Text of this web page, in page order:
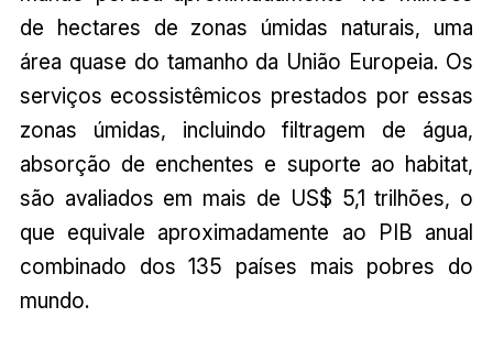
de hectares de zonas úmidas naturais, uma
área quase do tamanho da União Europeia. Os
serviços ecossistêmicos prestados por essas
zonas úmidas, incluindo filtragem de água,
absorção de enchentes e suporte ao habitat,
são avaliados em mais de US$ 5,1 trilhões, o
que equivale aproximadamente ao PIB anual
combinado dos 135 países mais pobres do
mundo.